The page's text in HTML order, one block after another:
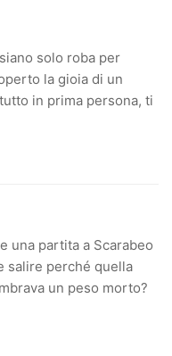
solo roba per
la gioia di un
in prima persona, ti
una partita a Scarabeo
salire perché quella
un peso morto?